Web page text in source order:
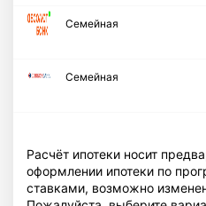
Cемейная
Семейная
Расчёт ипотеки носит
оформлении ипотеки по
ставками, возможно